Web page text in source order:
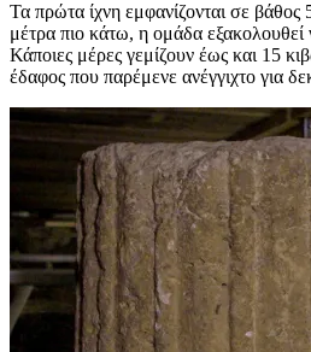
Τα πρώτα ίχνη εμφανίζονται σε
μέτρα πιο κάτω, η ομάδα εξακολουθεί
Κάποιες μέρες γεμίζουν έως και 15
έδαφος που παρέμενε ανέγγιχτο για